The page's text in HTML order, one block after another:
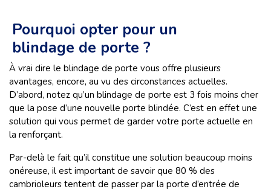
Pourquoi opter pour un
blindage de porte ?
À vrai dire le blindage de porte vous offre plusieurs
avantages, encore, au vu des circonstances actuelles.
D’abord, notez qu’un blindage de porte est 3 fois moins cher
que la pose d’une nouvelle porte blindée. C’est en effet une
solution qui vous permet de garder votre porte actuelle en
la renforçant.
Par-delà le fait qu’il constitue une solution beaucoup moins
onéreuse, il est important de savoir que 80 % des
cambrioleurs tentent de passer par la porte d’entrée de